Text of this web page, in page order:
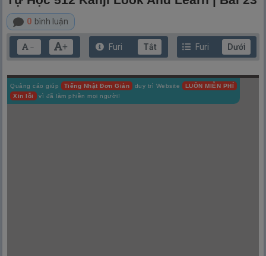
0 bình luận
－ + Furi Tắt Furi Dưới
Quảng cáo giúp Tiếng Nhật Đơn Giản duy trì Website
LUÔN MIỄN PHÍ
Xin lỗi
vì đã làm phiền mọi người!